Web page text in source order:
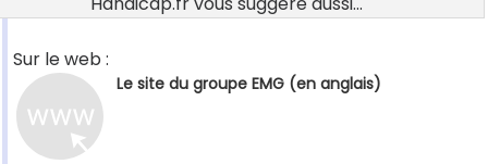
Sur le web :
Le site du groupe EMG (en anglais)